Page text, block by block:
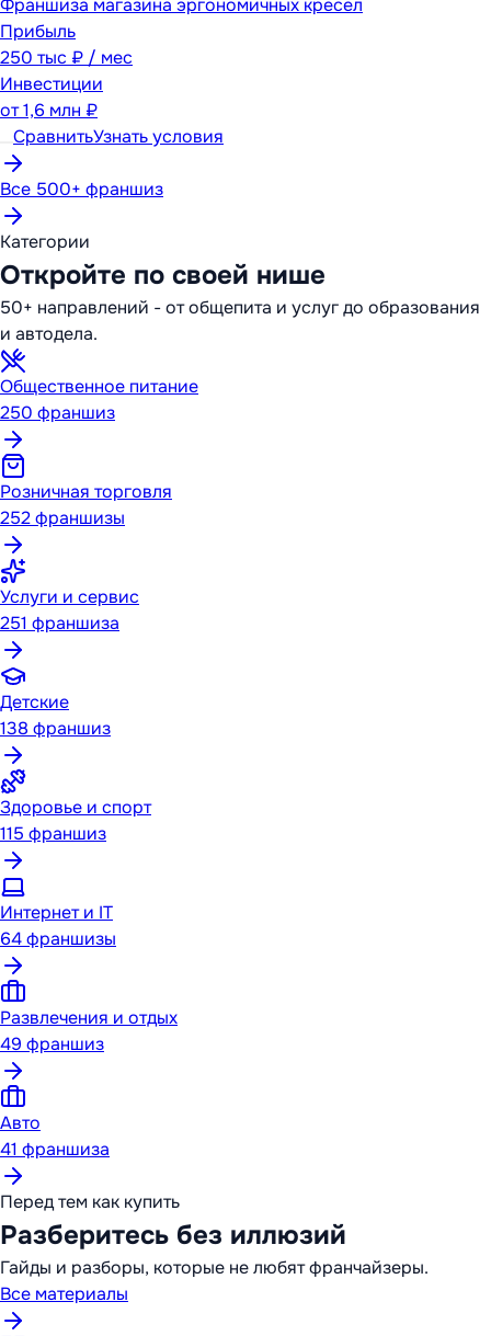
Франшиза магазина эргономичных кресел
Прибыль
250 тыс ₽ / мес
Инвестиции
от1,6 млн ₽
СравнитьУзнать условия
Все 500+ франшиз
Категории
Откройте по своей нише
50+ направлений - от общепита и услуг до образования
и автодела.
Общественное питание
250 франшиз
Розничная торговля
252франшизы
Услуги и сервис
251 франшиза
Детские
138 франшиз
Здоровье и спорт
115 франшиз
Интернет и IT
64франшизы
Развлечения и отдых
49 франшиз
Авто
41 франшиза
Перед тем как купить
Разберитесь без иллюзий
Гайды и разборы, которые не любят франчайзеры.
Все материалы